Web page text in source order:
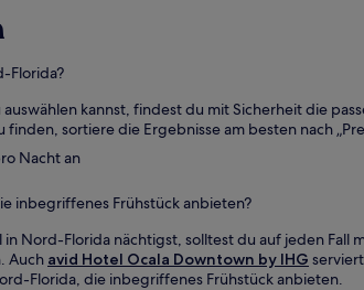
Florida?
kannst, findest du mit Sicherheit die
sortiere die Ergebnisse am besten nach
Nacht an
inbegriffenes Frühstück anbieten?
Nord-Florida nächtigst, solltest du auf jeden Fall
Auch avid Hotel Ocala Downtown by IHG
Florida, die inbegriffenes Frühstück anbieten.